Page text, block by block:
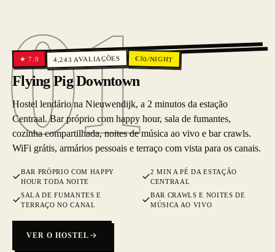
01
01
★7.9 4,243 AVALIAÇÕES €30/NIGHT
Flying Pig Downtown
Hostel lendário na Nieuwendijk, a 2 minutos da estação
Centraal. Bar próprio com happy hour, sala de fumantes,
cozinha compartilhada, noites de música ao vivo e bar crawls.
WiFi grátis, armários pessoais e terraço com vista para os canais.
BAR PRÓPRIO COM HAPPY
HOUR TODA NOITE
2 MIN A PÉ DA ESTAÇÃO
CENTRAAL
SALA DE FUMANTES E
TERRAÇO NO CANAL
BAR CRAWLS E NOITES DE
MÚSICA AO VIVO
VER O HOSTEL